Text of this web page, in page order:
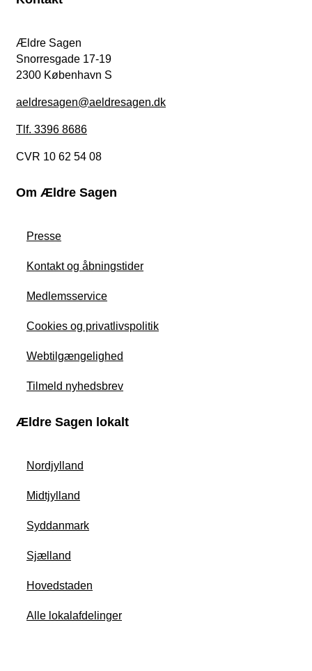
Ældre Sagen
Snorresgade 17-19
2300 København S
aeldresagen@aeldresagen.dk
Tlf. 3396 8686
CVR 10 62 54 08
Om Ældre Sagen
Presse
Kontakt og åbningstider
Medlemsservice
Cookies og privatlivspolitik
Webtilgængelighed
Tilmeld nyhedsbrev
Ældre Sagen lokalt
Nordjylland
Midtjylland
Syddanmark
Sjælland
Hovedstaden
Alle lokalafdelinger